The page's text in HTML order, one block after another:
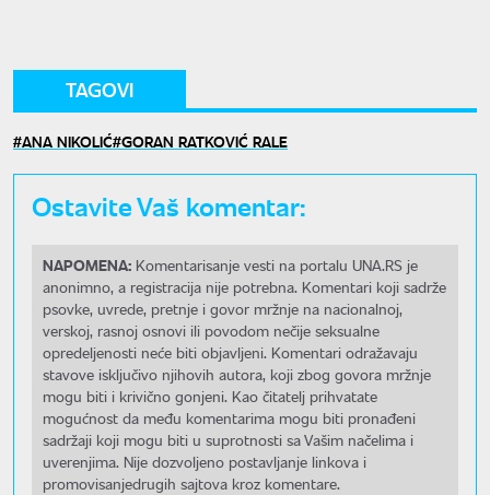
TAGOVI
ANA NIKOLIĆ GORAN RATKOVIĆ RALE
Ostavite Vaš komentar:
NAPOMENA: Komentarisanje vesti na portalu UNA.RS je
anonimno, a registracija nije potrebna. Komentari koji sadrže
psovke, uvrede, pretnje i govor mržnje na nacionalnoj,
verskoj, rasnoj osnovi ili povodom nečije seksualne
opredeljenosti neće biti objavljeni. Komentari odražavaju
stavove isključivo njihovih autora, koji zbog govora mržnje
mogu biti i krivično gonjeni. Kao čitatelj prihvatate
mogućnost da među komentarima mogu biti pronađeni
sadržaji koji mogu biti u suprotnosti sa Vašim načelima i
uverenjima. Nije dozvoljeno postavljanje linkova i
promovisanjedrugih sajtova kroz komentare.